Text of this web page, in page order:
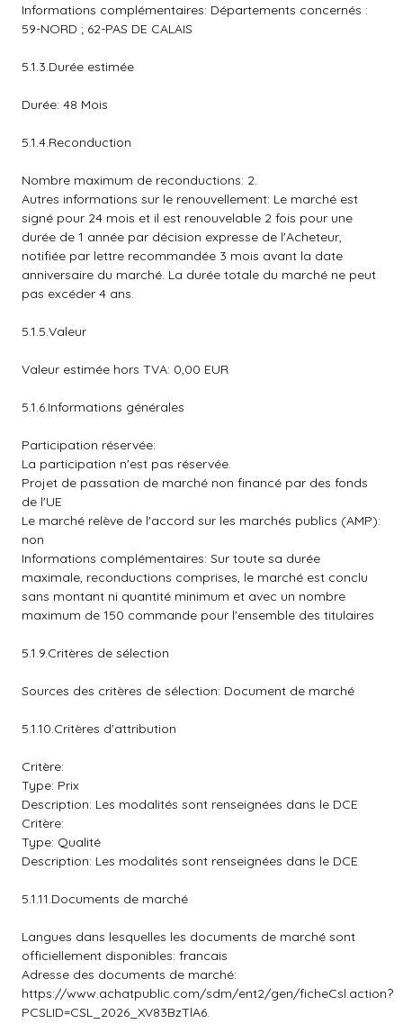
Informations complémentaires: Départements concernés :
59-NORD ; 62-PAS DE CALAIS
5.1.3.Durée estimée
Durée: 48 Mois
5.1.4.Reconduction
Nombre maximum de reconductions: 2.
Autres informations sur le renouvellement: Le marché est
signé pour 24 mois et il est renouvelable 2 fois pour une
durée de 1 année par décision expresse de l'Acheteur,
notifiée par lettre recommandée 3 mois avant la date
anniversaire du marché. La durée totale du marché ne peut
pas excéder 4 ans.
5.1.5.Valeur
Valeur estimée hors TVA: 0,00 EUR
5.1.6.Informations générales
Participation réservée:
La participation n'est pas réservée.
Projet de passation de marché non financé par des fonds
de l'UE
Le marché relève de l'accord sur les marchés publics (AMP):
non
Informations complémentaires: Sur toute sa durée
maximale, reconductions comprises, le marché est conclu
sans montant ni quantité minimum et avec un nombre
maximum de 150 commande pour l'ensemble des titulaires
5.1.9.Critères de sélection
Sources des critères de sélection: Document de marché
5.1.10.Critères d'attribution
Critère:
Type: Prix
Description: Les modalités sont renseignées dans le DCE
Critère:
Type: Qualité
Description: Les modalités sont renseignées dans le DCE
5.1.11.Documents de marché
Langues dans lesquelles les documents de marché sont
officiellement disponibles: francais
Adresse des documents de marché:
https://www.achatpublic.com/sdm/ent2/gen/ficheCsl.action?
PCSLID=CSL_2026_XV83BzTlA6.